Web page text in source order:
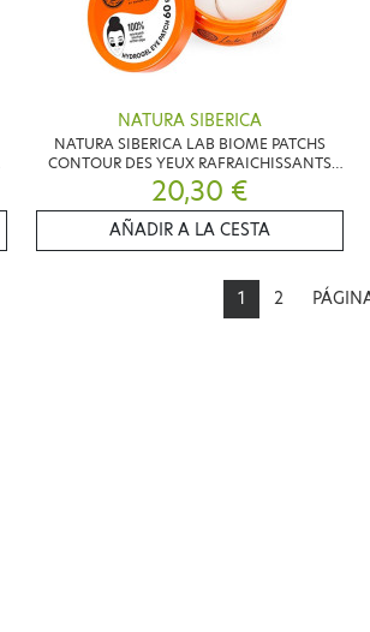
NATURA SIBERICA
NATURA SIBERICA LAB BIOME PATCHS
CONTOUR DES YEUX RAFRAICHISSANTS
LISSANTS 60 PATCHS
20,30 €
AÑADIR A LA CESTA
1 2